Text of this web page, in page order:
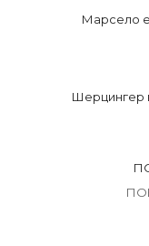
Марсело
Шерцингер